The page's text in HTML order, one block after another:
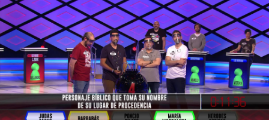
Antes de comenzar la despedida de ‘Los
dispersos’, Juanra Bonet ha anunciado a ‘Los
rudos’ que más tarde se alegraría por ellos, pero
quenecesitaba tiempo para asimilar lo que
acaba de ocurrir en el plató.
Después de324 programas y con 1.546.400
euros, M. A., Óscar, Manolo y Victoria han
tenido que decir adiósal que ha sido su
segundo hogar durante muchísimo tiempo.